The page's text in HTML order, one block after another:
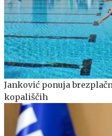
Janković ponuja
kopališčih